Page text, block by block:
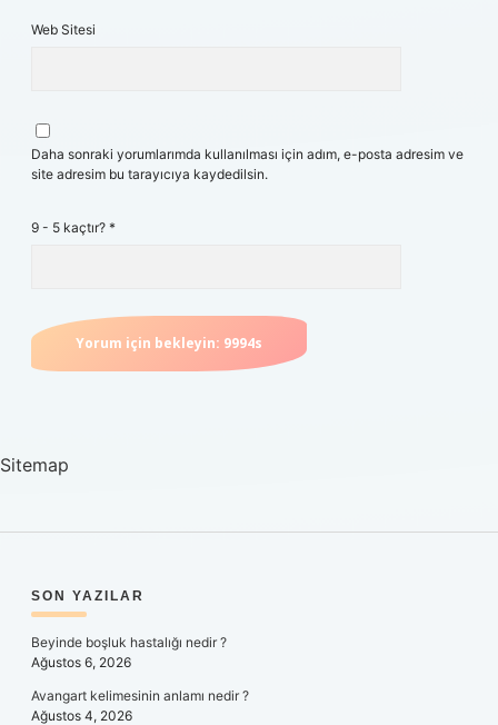
Web Sitesi
Daha sonraki yorumlarımda kullanılması için adım, e-posta adresim ve
site adresim bu tarayıcıya kaydedilsin.
9 - 5 kaçtır? *
Sitemap
SIDEBAR
SON YAZILAR
Beyinde boşluk hastalığı nedir ?
Ağustos 6, 2026
Avangart kelimesinin anlamı nedir ?
Ağustos 4, 2026